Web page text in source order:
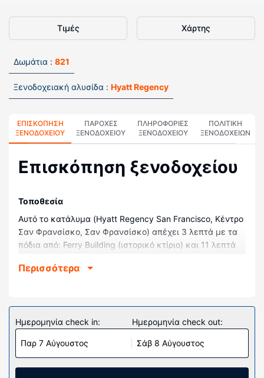
Τιμές Χάρτης
Δωμάτια : 821
Ξενοδοχειακή αλυσίδα : Hyatt Regency
ΕΠΙΣΚΌΠΗΣΗ
ΞΕΝΟΔΟΧΕΊΟΥ
ΠΑΡΟΧΕΣ
ΞΕΝΟΔΟΧΕΙΟΥ
ΠΛΗΡΟΦΟΡΊΕΣ
ΞΕΝΟΔΟΧΕΊΟΥ
ΠΟΛΙΤΙΚΗ
ΞΕΝΟΔΟΧΕΊΩΝ
Επισκόπηση ξενοδοχείου
Τοποθεσία
Αυτό το κατάλυμα (Hyatt Regency San Francisco, Κέντρο
Σαν Φρανσίσκο, Σαν Φρανσίσκο) απέχει 3 λεπτά με τα
πόδια από: Ferry Building (ιστορικό κτίριο) και 11 λεπτά
ξενοδοχείο απέχει 0,5 χλμ. από: Εμπορικό Συγκρότημα
Νιώστε σαν στο σπίτι σας σε ένα από τα 821 δωμάτια,
όπου υπάρχουν: ψυγείο και τηλεοράσεις Smart. Το
κρεβάτι σας (με ανώστρωμα) διαθέτει
κλινοσκεπάσματα υψηλής ποιότητας (premium). Για τη
Περισσότερα
Ημερομηνία check in:
Παρ 7 Αύγουστος
Ημερομηνία check out:
Σάβ 8 Αύγουστος